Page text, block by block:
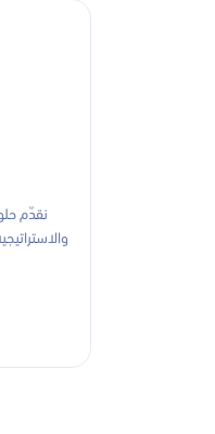
نقدّم